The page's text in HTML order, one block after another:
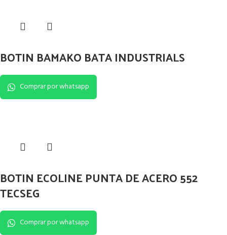
BOTIN BAMAKO BATA INDUSTRIALS
Comprar por whatsapp
BOTIN ECOLINE PUNTA DE ACERO 552
TECSEG
Comprar por whatsapp